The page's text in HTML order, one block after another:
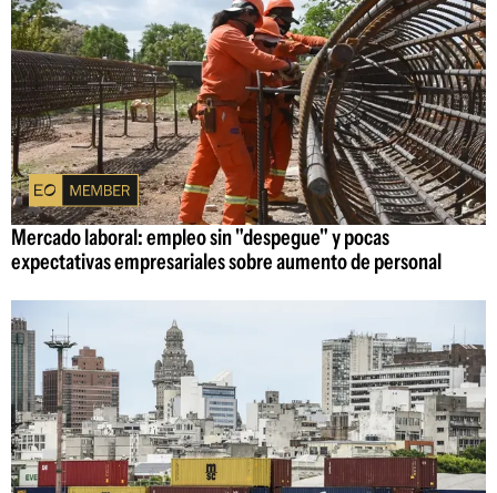
Mercado laboral: empleo sin "despegue" y pocas
expectativas empresariales sobre aumento de personal